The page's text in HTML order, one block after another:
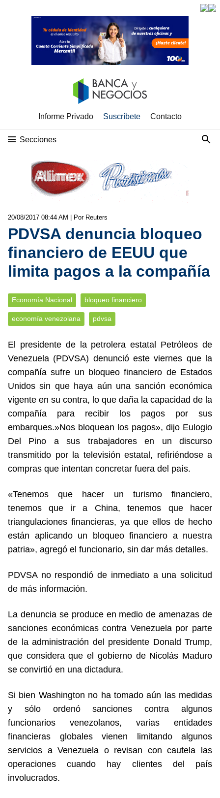
Informe Privado Suscríbete Contacto
Secciones
20/08/2017 08:44 AM | Por Reuters
PDVSA denuncia bloqueo
financiero de EEUU que
limita pagos a la compañía
Economía Nacional bloqueo financiero
economía venezolana pdvsa
El presidente de la petrolera estatal Petróleos de
Venezuela (PDVSA) denunció este viernes que la
compañía sufre un bloqueo financiero de Estados
Unidos sin que haya aún una sanción económica
vigente en su contra, lo que daña la capacidad de la
compañía para recibir los pagos por sus
embarques.»Nos bloquean los pagos», dijo Eulogio
Del Pino a sus trabajadores en un discurso
transmitido por la televisión estatal, refiriéndose a
compras que intentan concretar fuera del país.
«Tenemos que hacer un turismo financiero,
tenemos que ir a China, tenemos que hacer
triangulaciones financieras, ya que ellos de hecho
están aplicando un bloqueo financiero a nuestra
patria», agregó el funcionario, sin dar más detalles.
PDVSA no respondió de inmediato a una solicitud
de más información.
La denuncia se produce en medio de amenazas de
sanciones económicas contra Venezuela por parte
de la administración del presidente Donald Trump,
que considera que el gobierno de Nicolás Maduro
se convirtió en una dictadura.
Si bien Washington no ha tomado aún las medidas
y sólo ordenó sanciones contra algunos
funcionarios venezolanos, varias entidades
financieras globales vienen limitando algunos
servicios a Venezuela o revisan con cautela las
operaciones cuando hay clientes del país
involucrados.